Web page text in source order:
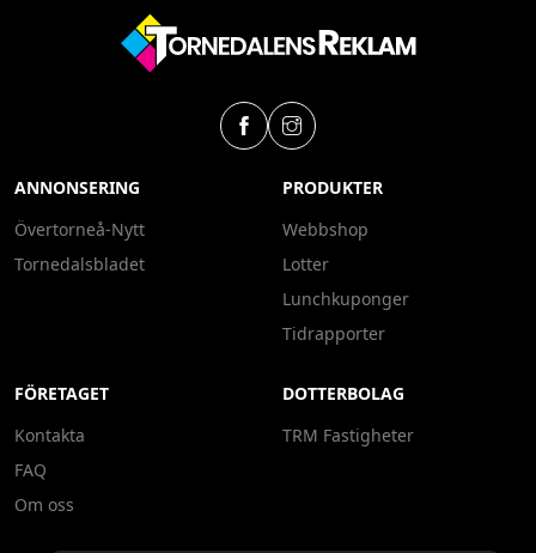
ANNONSERING
Övertorneå-Nytt
Tornedalsbladet
PRODUKTER
Webbshop
Lotter
Lunchkuponger
Tidrapporter
FÖRETAGET
Kontakta
FAQ
Om oss
DOTTERBOLAG
TRM Fastigheter